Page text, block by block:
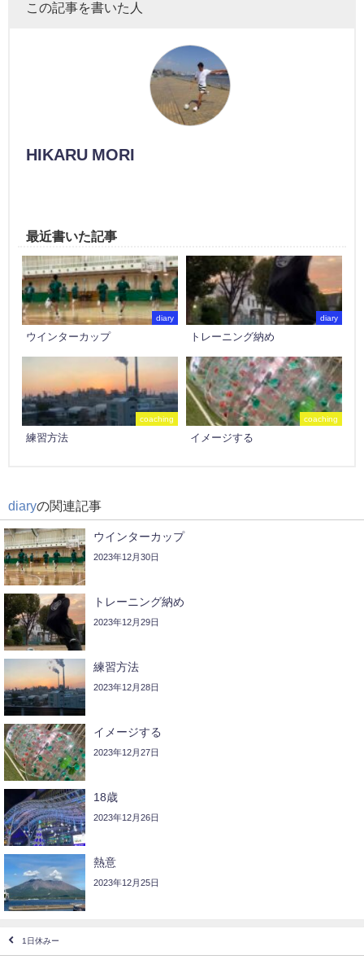
この記事を書いた人
HIKARU MORI
最近書いた記事
diary
ウインターカップ
diary
トレーニング納め
coaching
練習方法
coaching
イメージする
diaryの関連記事
ウインターカップ
2023年12月30日
トレーニング納め
2023年12月29日
練習方法
2023年12月28日
イメージする
2023年12月27日
18歳
2023年12月26日
熱意
2023年12月25日
1日休みー